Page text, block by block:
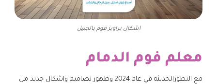
اشكال براويز فوم بالجبيل
معلم فوم الدمام
مع التطورالحديثة في عام 2024 وظهور تصاميم واشكال جديد من